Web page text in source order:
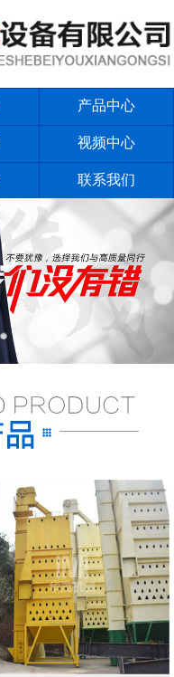
产品中心
视频中心
联系我们